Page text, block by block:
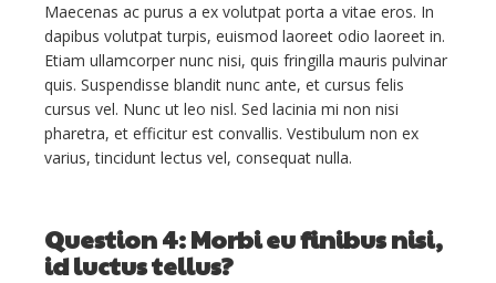
Maecenas ac purus a ex volutpat porta a vitae eros. In
dapibus volutpat turpis, euismod laoreet odio laoreet in.
Etiam ullamcorper nunc nisi, quis fringilla mauris pulvinar
quis. Suspendisse blandit nunc ante, et cursus felis
cursus vel. Nunc ut leo nisl. Sed lacinia mi non nisi
pharetra, et efficitur est convallis. Vestibulum non ex
varius, tincidunt lectus vel, consequat nulla.
Question 4: Morbi eu finibus nisi,
id luctus tellus?